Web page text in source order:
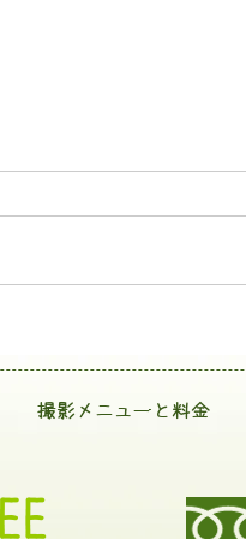
撮影メニューと料金